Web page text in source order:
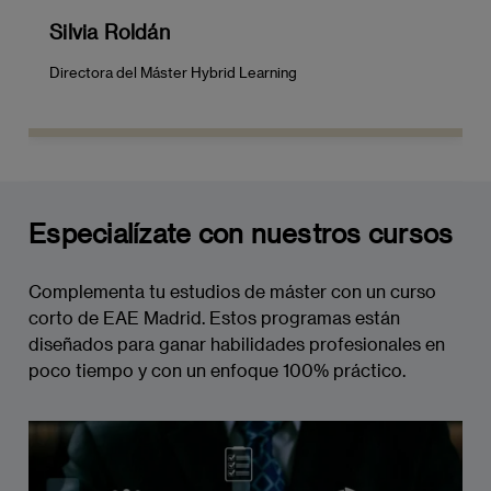
suministro digital
Estrategias de generación de leads
Marketing de contenidos, SEO y SEM
Publicidad digital y PPC
Inteligencia Artificial, Blockchain y las
Silvia Roldán
Directora del Máster Hybrid Learning
Especialízate con nuestros cursos
Complementa tu estudios de máster con un curso
corto de EAE Madrid. Estos programas están
diseñados para ganar habilidades profesionales en
poco tiempo y con un enfoque 100% práctico.